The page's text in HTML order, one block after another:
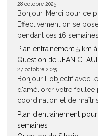
28 octobre 2025
Bonjour, Merci pour ce
Effectivement on se
pendant ces 16 semaines,
Plan entrainement 5 km
Question de JEAN
27 octobre 2025
Bonjour L'objectif avec
d'améliorer votre foulée
coordination et de
Plan d’entraînement
semaines